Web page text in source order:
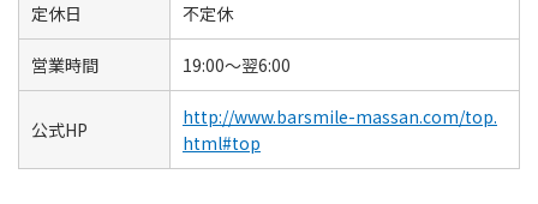
定休日 不定休
営業時間 19:00〜翌6:00
公式HP
http://www.barsmile-massan.com/top.
html#top